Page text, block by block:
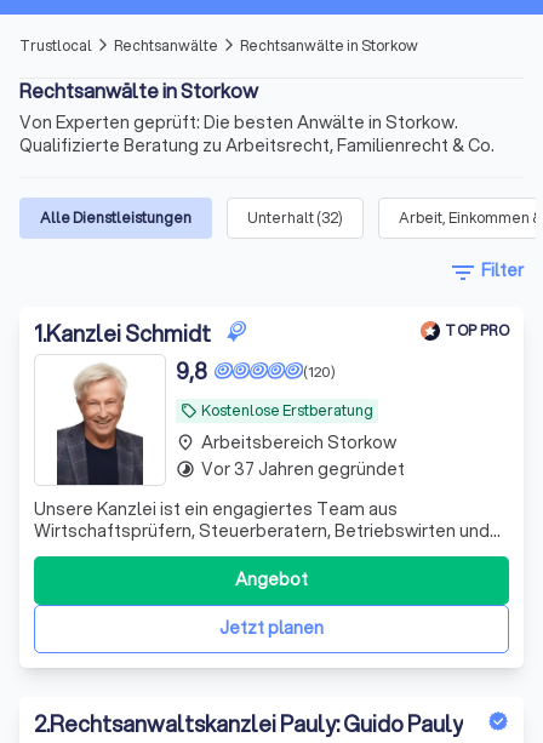
Trustlocal arrow_forward_ios Rechtsanwälte arrow_forward_ios Rechtsanwälte in Storkow
Rechtsanwälte in Storkow
Von Experten geprüft: Die besten Anwälte in Storkow.
Qualifizierte Beratung zu Arbeitsrecht, Familienrecht & Co.
Alle Dienstleistungen Unterhalt(32) Arbeit, Einkommen
filter_list Filter
1.Kanzlei Schmidt TOP PRO
local_offer Kostenlose Erstberatung
(120)
9,8
Unsere Kanzlei ist ein engagiertes Team aus
Wirtschaftsprüfern, Steuerberatern, Betriebswirten und
Fachanwälten. Seit 1995 unterstützen wir unsere
Mandanten erfolgreich in schwierigen Finanzsituationen.
Wir sehen uns nicht nur als Ansprechpartner, sondern auch
als Ratgeber und Umsetzer von Lösungen.
Jetzt planen
Angebot
place Arbeitsbereich Storkow
timelapse Vor 37 Jahren gegründet
2.Rechtsanwaltskanzlei Pauly: Guido Pauly